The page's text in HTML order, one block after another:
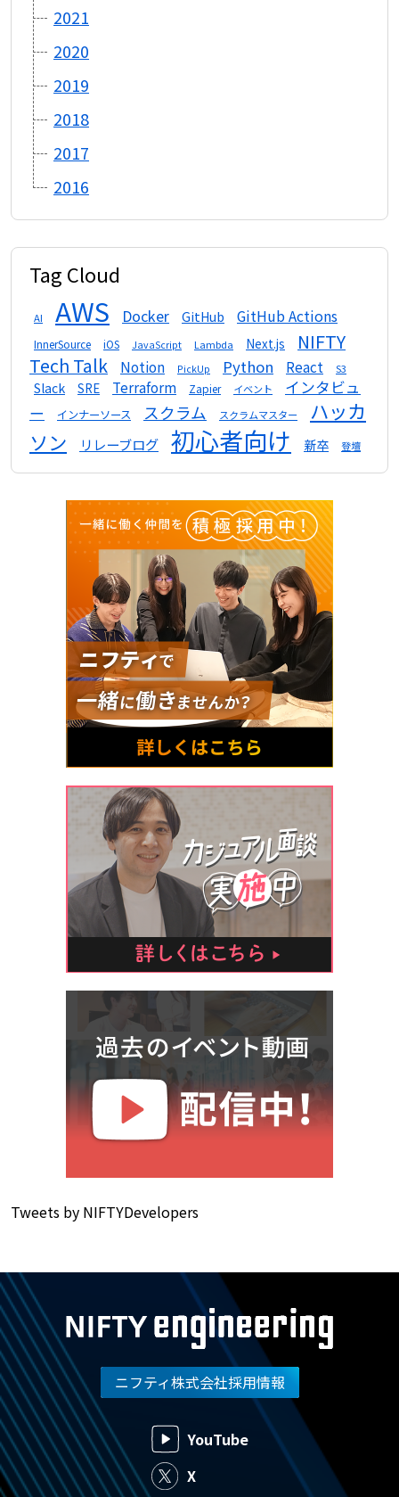
2021
2020
2019
2018
2017
2016
Tag Cloud
AI AWS Docker GitHub GitHub Actions
InnerSource iOS JavaScript Lambda Next.js
NIFTY
Tech Talk
Notion PickUp Python React S3
Slack SRE Terraform Zapier イベント
インタビュ
ー
インナーソース スクラム スクラムマスター
ハッカ
ソン
リレーブログ 初心者向け 新卒 登壇
Tweets by NIFTYDevelopers
ニフティ株式会社採用情報
YouTube
X